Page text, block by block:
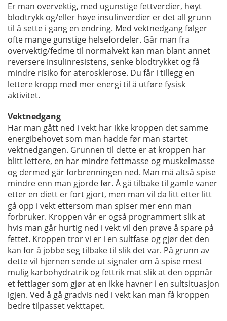
Er man overvektig, med ugunstige fettverdier, høyt
blodtrykk og/eller høye insulinverdier er det all grunn
til å sette i gang en endring. Med vektnedgang følger
ofte mange gunstige helsefordeler. Går man fra
overvektig/fedme til normalvekt kan man blant annet
reversere insulinresistens, senke blodtrykket og få
mindre risiko for aterosklerose. Du får i tillegg en
lettere kropp med mer energi til å utføre fysisk
aktivitet.
Vektnedgang
Har man gått ned i vekt har ikke kroppen det samme
energibehovet som man hadde før man startet
vektnedgangen. Grunnen til dette er at kroppen har
blitt lettere, en har mindre fettmasse og muskelmasse
og dermed går forbrenningen ned. Man må altså spise
mindre enn man gjorde før. Å gå tilbake til gamle vaner
etter en diett er fort gjort, men man vil da litt etter litt
gå opp i vekt ettersom man spiser mer enn man
forbruker. Kroppen vår er også programmert slik at
hvis man går hurtig ned i vekt vil den prøve å spare på
fettet. Kroppen tror vi er i en sultfase og gjør det den
kan for å jobbe seg tilbake til slik det var. På grunn av
dette vil hjernen sende ut signaler om å spise mest
mulig karbohydratrik og fettrik mat slik at den oppnår
et fettlager som gjør at en ikke havner i en sultsituasjon
igjen. Ved å gå gradvis ned i vekt kan man få kroppen
bedre tilpasset vekttapet.